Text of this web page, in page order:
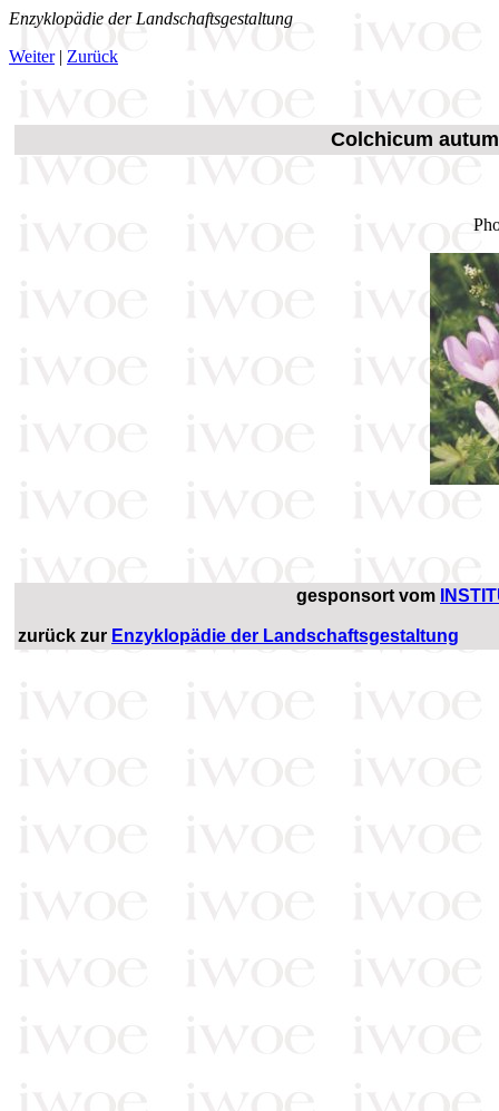
Enzyklopädie der Landschaftsgestaltung
Weiter| Zurück
Colchicum
gesponsort vom
zurück zur Enzyklopädie der Landschaftsgestaltung